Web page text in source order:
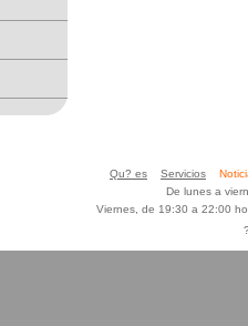
Qu? es Servicios
De lunes a
Viernes, de 19:30 a 22:00